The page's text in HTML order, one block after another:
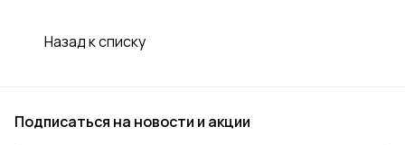
Назад к списку
Подписаться на новости и акции